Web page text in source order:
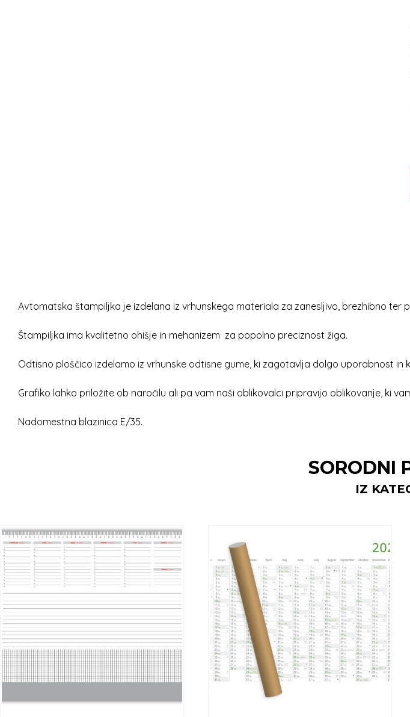
Avtomatska štampiljka je izdelana iz vrhunskega materiala za zanesljivo, brezhibno ter
Štampiljka ima kvalitetno ohišje in mehanizem za popolno preciznost žiga.
Odtisno ploščico izdelamo iz vrhunske odtisne gume, ki zagotavlja dolgo uporabnost in
Grafiko lahko priložite ob naročilu ali pa vam naši oblikovalci pripravijo oblikovanje, ki
Nadomestna blazinica E/35.
SORODNI
IZ